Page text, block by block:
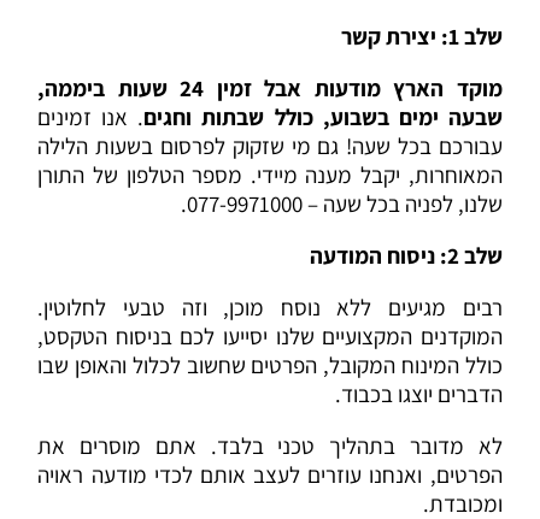
שלב 1: יצירת קשר
מוקד הארץ מודעות אבל זמין 24 שעות ביממה,
שבעה ימים בשבוע, כולל שבתות וחגים. אנו זמינים
עבורכם בכל שעה! גם מי שזקוק לפרסום בשעות הלילה
המאוחרות, יקבל מענה מיידי. מספר הטלפון של התורן
שלנו, לפניה בכל שעה – 077-9971000.
שלב 2: ניסוח המודעה
רבים מגיעים ללא נוסח מוכן, וזה טבעי לחלוטין.
המוקדנים המקצועיים שלנו יסייעו לכם בניסוח הטקסט,
כולל המינוח המקובל, הפרטים שחשוב לכלול והאופן שבו
הדברים יוצגו בכבוד.
לא מדובר בתהליך טכני בלבד. אתם מוסרים את
הפרטים, ואנחנו עוזרים לעצב אותם לכדי מודעה ראויה
ומכובדת.